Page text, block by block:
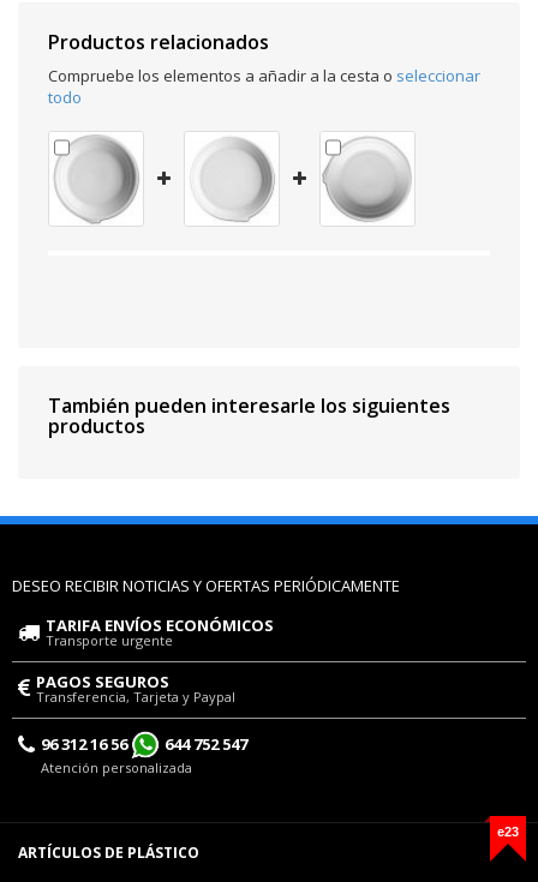
Productos relacionados
Compruebe los elementos a añadir a la cesta o seleccionar
todo
También pueden interesarle los siguientes
productos
DESEO RECIBIR NOTICIAS Y OFERTAS PERIÓDICAMENTE
TARIFA ENVÍOS ECONÓMICOS
Transporte urgente
PAGOS SEGUROS
Transferencia, Tarjeta y Paypal
96 312 16 56 644 752 547
Atención personalizada
e23
ARTÍCULOS DE PLÁSTICO